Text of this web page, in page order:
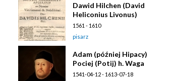
Dawid Hilchen (David
Heliconius Livonus)
1561 - 1610
pisarz
Adam (później Hipacy)
Pociej (Potij) h. Waga
1541-04-12 - 1613-07-18